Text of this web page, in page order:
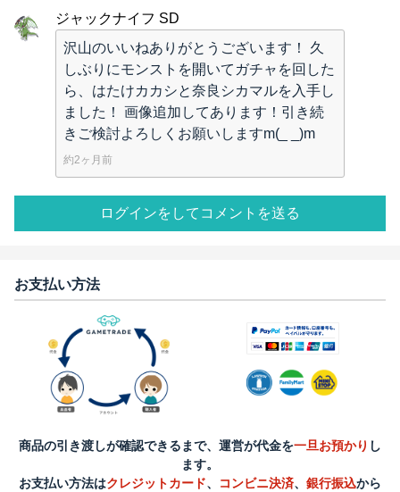
ジャックナイフ SD
沢山のいいねありがとうございます！ 久
しぶりにモンストを開いてガチャを回した
ら、はたけカカシと奈良シカマルを入手し
ました！ 画像追加してあります！引き続
きご検討よろしくお願いしますm(_ _)m
約2ヶ月前
ログインをしてコメントを送る
お支払い方法
商品の引き渡しが確認できるまで、運営が代金を一旦お預かり し
ます。
お支払い方法はクレジットカード、 コンビニ決済、 銀行振込から